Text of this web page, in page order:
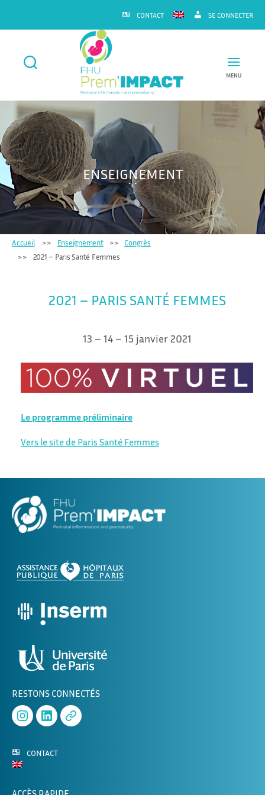
CONTACT SE CONNECTER
FHU
MENU
ENSEIGNEMENT
Accueil Enseignement
Congrès
2021 – Paris Santé Femmes
2021 – PARIS SANTÉ FEMMES
13 – 14 – 15 janvier 2021
Le programme préliminaire
Vers le site de Paris Santé Femmes
RESTONS CONNECTÉS
InstagramLinkedAPHERESE-
CONTACT